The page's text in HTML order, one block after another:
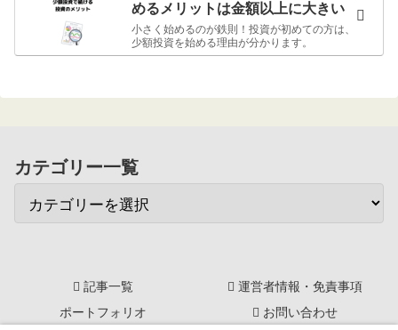
めるメリットは金額以上に大きい
小さく始めるのが鉄則！投資が初めての方は、
少額投資を始める理由が分かります。
カテゴリー一覧
記事一覧
運営者情報・免責事項
ポートフォリオ
お問い合わせ